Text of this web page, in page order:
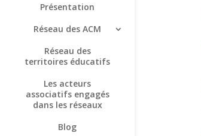
Présentation
Réseau des ACM
Réseau des
territoires éducatifs
Les acteurs
associatifs engagés
dans les réseaux
Blog